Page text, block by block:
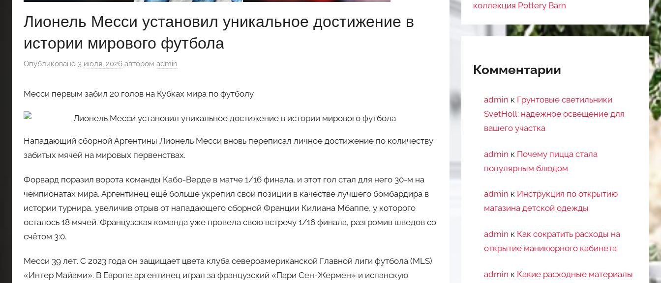
Лионель Месси установил уникальное достижение в
истории мирового футбола
Опубликовано 3 июля, 2026 автором admin
Месси первым забил 20 голов на Кубках мира по футболу
Нападающий сборной Аргентины Лионель Месси вновь переписал личное достижение по количеству
забитых мячей на мировых первенствах.
Форвард поразил ворота команды Кабо-Верде в матче 1/16 финала, и этот гол стал для него 30-м на
чемпионатах мира. Аргентинец ещё больше укрепил свои позиции в качестве лучшего бомбардира в
истории турнира, увеличив отрыв от нападающего сборной Франции Килиана Мбаппе, у которого
осталось 18 мячей. Французская команда уже провела свою встречу 1/16 финала, разгромив шведов со
счётом 3:0.
Месси 39 лет. С 2023 года он защищает цвета клуба североамериканской Главной лиги футбола (MLS)
«Интер Майами». В Европе аргентинец играл за французский «Пари Сен-Жермен» и испанскую
коллекция Pottery Barn
Комментарии
admin к Грунтовые светильники
SvetHoll: надежное освещение для
вашего участка
admin к Почему пицца стала
популярным блюдом
admin к Инструкция по открытию
магазина детской одежды
admin к Как сократить расходы на
открытие маникюрного кабинета
admin к Какие расходные материалы